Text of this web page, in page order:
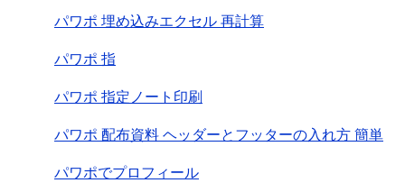
パワポ 埋め込みエクセル 再計算
パワポ 指
パワポ 指定ノート印刷
パワポ 配布資料 ヘッダーとフッターの入れ方 簡単
パワポでプロフィール